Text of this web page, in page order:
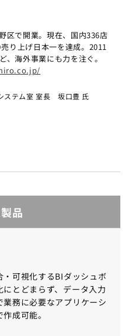
区で開業。現在、国内336店
り上げ日本一を達成。2011
、海外事業にも力を注ぐ。
ステム室 室長 坂口豊 氏
品
・可視化するBIダッシュボ
とどまらず、データ入力
務に必要なアプリケーシ
成可能。